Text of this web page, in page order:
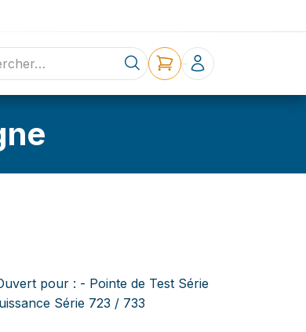
pour : - Pointe de Test Série
Série 723 / 733